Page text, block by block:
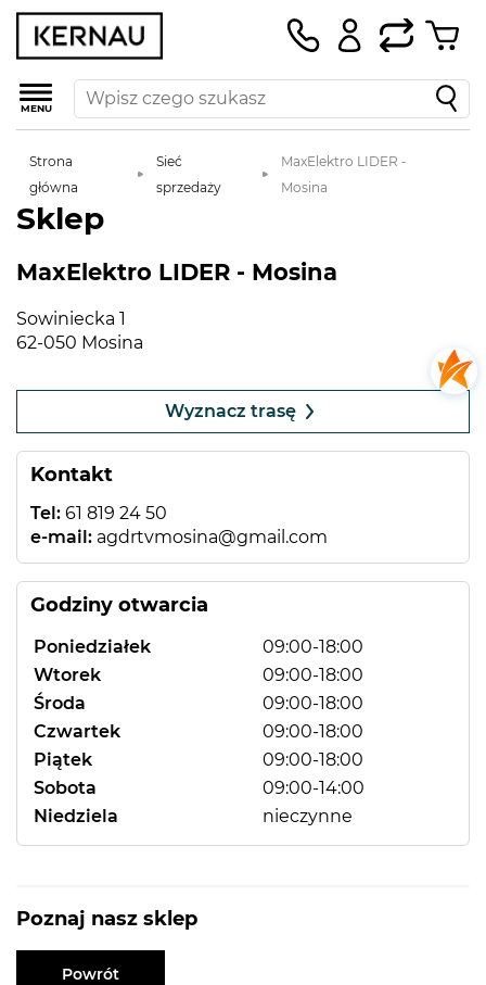
MENU
Strona
główna
Sieć
sprzedaży
MaxElektro LIDER -
Mosina
Sklep
MaxElektro LIDER - Mosina
Sowiniecka 1
62-050 Mosina
Kontakt
Tel: 61 819 24 50
e-mail: agdrtvmosina@gmail.com
Godziny otwarcia
Poniedziałek
09:00-18:00
Wtorek
09:00-18:00
Środa
09:00-18:00
Czwartek
09:00-18:00
Piątek
09:00-18:00
Sobota
09:00-14:00
Niedziela
nieczynne
−
contributors
Wyznacz trasę
Poznaj nasz sklep
Powrót